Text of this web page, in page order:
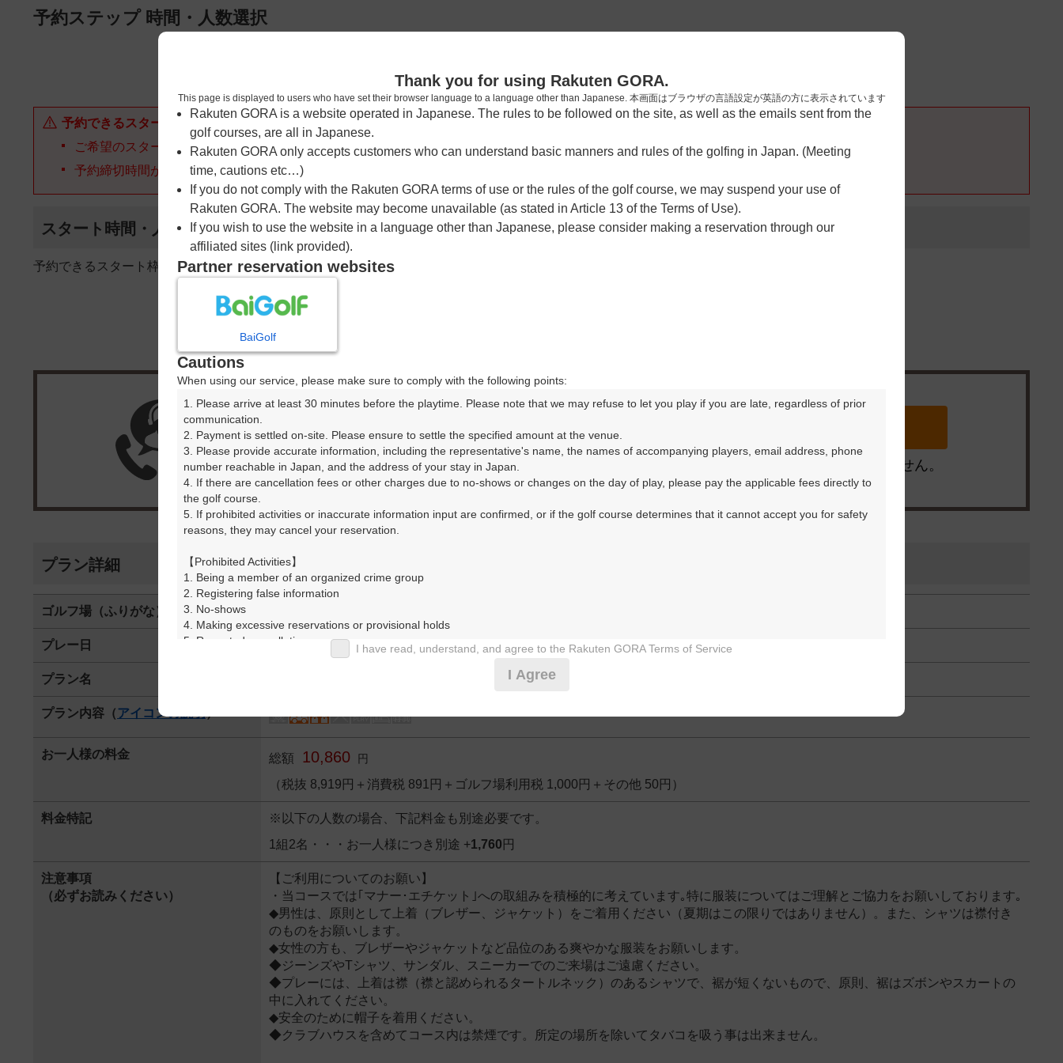
ページの本文へ
予約ステップ 時間・人数選択
確認
予約できるスタート枠がありません。以下の理由が考えられます。
ご希望のスタート時間の枠が他の予約で埋まってしまった。
予約締切時間が過ぎてしまった。
スタート時間・人数指定
予約できるスタート枠がありません。
楽天GORA予約専用ダイヤル
受付時間 8:00～17:00 年中無休 ※ゴルフ場の電話ではありません。
プラン詳細
ゴルフ場（ふりがな）
プレー日 2025年09月29日（月）
プラン名
プラン内容（アイコンの説明
お一人様の料金 総額 10,860 円
（税抜 8,919円＋消費税 891円＋ゴルフ場利用税 1,000円＋その他 50円）
料金特記
※以下の人数の場合、下記料金も別途必要です。
1組2名・・・お一人様につき別途 +1,760 円
注意事項
（必ずお読みください）
【ご利用についてのお願い】
・当コースでは｢マナー･エチケット｣への取組みを積極的に考えています｡特に服装についてはご理解とご協力をお願いしております｡
◆男性は、原則として上着（ブレザー、ジャケット）をご着用ください（夏期はこの限りではありません）。また、シャツは襟付き
のものをお願いします。
◆女性の方も、ブレザーやジャケットなど品位のある爽やかな服装をお願いします。
◆ジーンズやTシャツ、サンダル、スニーカーでのご来場はご遠慮ください。
◆プレーには、上着は襟（襟と認められるタートルネック）のあるシャツで、裾が短くないもので、原則、裾はズボンやスカートの
中に入れてください。
◆安全のために帽子を着用ください。
◆クラブハウスを含めてコース内は禁煙です。所定の場所を除いてタバコを吸う事は出来ません。
Thank you for using Rakuten GORA.
This page is displayed to users who have set their browser language to a language other than Japanese. 本画面はブラウザの言語設定が英語の方に表示されています
Rakuten GORA is a website operated in Japanese. The rules to be followed on the site, as well as the emails sent from the
golf courses, are all in Japanese.
Rakuten GORA only accepts customers who can understand basic manners and rules of the golfing in Japan. (Meeting
time, cautions etc…)
If you do not comply with the Rakuten GORA terms of use or the rules of the golf course, we may suspend your use of
Rakuten GORA. The website may become unavailable (as stated in Article 13 of the Terms of Use).
If you wish to use the website in a language other than Japanese, please consider making a reservation through our
affiliated sites (link provided).
Partner reservation websites
BaiGolf
Cautions
When using our service, please make sure to comply with the following points:
1. Please arrive at least 30 minutes before the playtime. Please note that we may refuse to let you play if you are late, regardless of prior
communication.
2. Payment is settled on-site. Please ensure to settle the specified amount at the venue.
3. Please provide accurate information, including the representative's name, the names of accompanying players, email address, phone
number reachable in Japan, and the address of your stay in Japan.
4. If there are cancellation fees or other charges due to no-shows or changes on the day of play, please pay the applicable fees directly to
the golf course.
5. If prohibited activities or inaccurate information input are confirmed, or if the golf course determines that it cannot accept you for safety
reasons, they may cancel your reservation.
【Prohibited Activities】
1. Being a member of an organized crime group
2. Registering false information
3. No-shows
4. Making excessive reservations or provisional holds
5. Repeated cancellations
6. Violating laws and regulations
7. Causing inconvenience to others during play (e.g., delaying play, ignoring rules, manners, or warnings)
We appreciate your understanding and cooperation regarding the above points.
I have read, understand, and agree to the Rakuten GORA Terms of Service
I Agree